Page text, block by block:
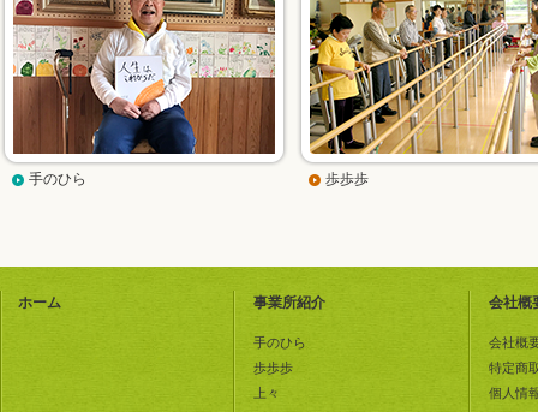
手のひら 歩歩歩
ホーム 事業所紹介
手のひら
歩歩歩
上々
会社概
会社概
特定商
個人情